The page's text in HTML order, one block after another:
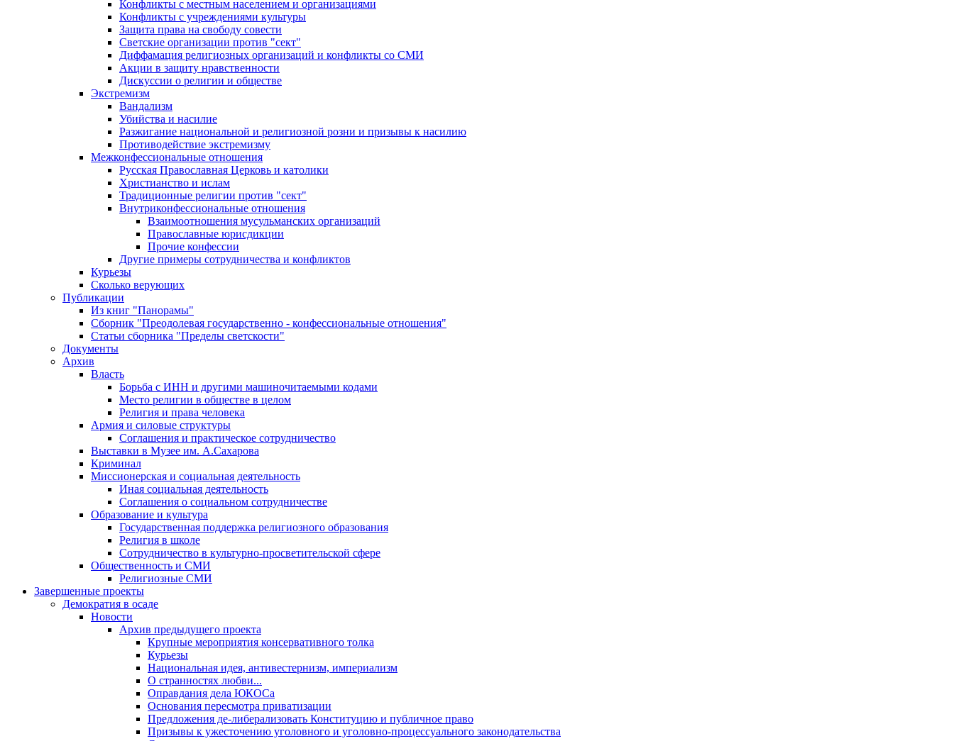
Конфликты с местным населением и организациями
Конфликты с учреждениями культуры
Защита права на свободу совести
Светские организации против "сект"
Диффамация религиозных организаций и конфликты со СМИ
Акции в защиту нравственности
Дискуссии о религии и обществе
Экстремизм
Вандализм
Убийства и насилие
Разжигание национальной и религиозной розни и призывы к насилию
Противодействие экстремизму
Межконфессиональные отношения
Русская Православная Церковь и католики
Христианство и ислам
Традиционные религии против "сект"
Внутриконфессиональные отношения
Взаимоотношения мусульманских организаций
Православные юрисдикции
Прочие конфессии
Другие примеры сотрудничества и конфликтов
Курьезы
Сколько верующих
Публикации
Из книг "Панорамы"
Сборник "Преодолевая государственно - конфессиональные отношения"
Статьи сборника "Пределы светскости"
Документы
Архив
Власть
Борьба с ИНН и другими машиночитаемыми кодами
Место религии в обществе в целом
Религия и права человека
Армия и силовые структуры
Соглашения и практическое сотрудничество
Выставки в Музее им. А.Сахарова
Криминал
Миссионерская и социальная деятельность
Иная социальная деятельность
Соглашения о социальном сотрудничестве
Образование и культура
Государственная поддержка религиозного образования
Религия в школе
Сотрудничество в культурно-просветительской сфере
Общественность и СМИ
Религиозные СМИ
Завершенные проекты
Демократия в осаде
Новости
Архив предыдущего проекта
Крупные мероприятия консервативного толка
Курьезы
Национальная идея, антивестернизм, империализм
О странностях любви...
Оправдания дела ЮКОСа
Основания пересмотра приватизации
Предложения де-либерализовать Конституцию и публичное право
Призывы к ужесточению уголовного и уголовно-процессуального законодательства